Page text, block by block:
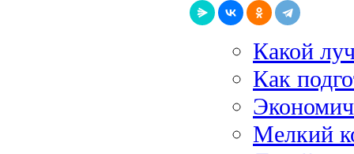
Какой
Как
Мелкий